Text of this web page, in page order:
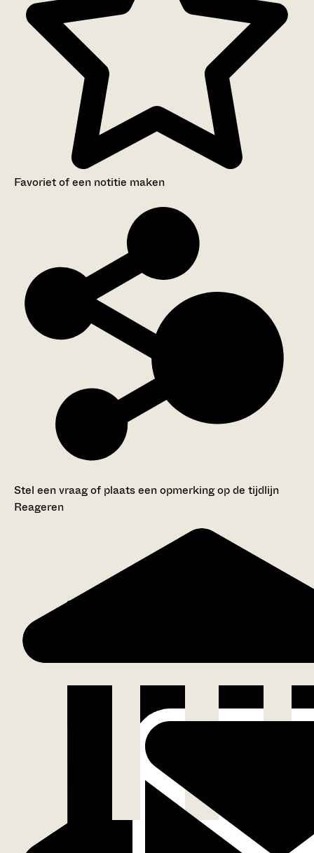
Favoriet of een notitie maken
Stel een vraag of plaats een opmerking op de tijdlijn
Reageren